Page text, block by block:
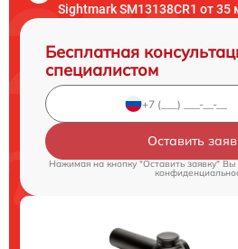
Sightmark SM13138CR1 от 35
Бесплатная
специалистом
Оставить
Нажимая на кнопку "Оставить заявку"